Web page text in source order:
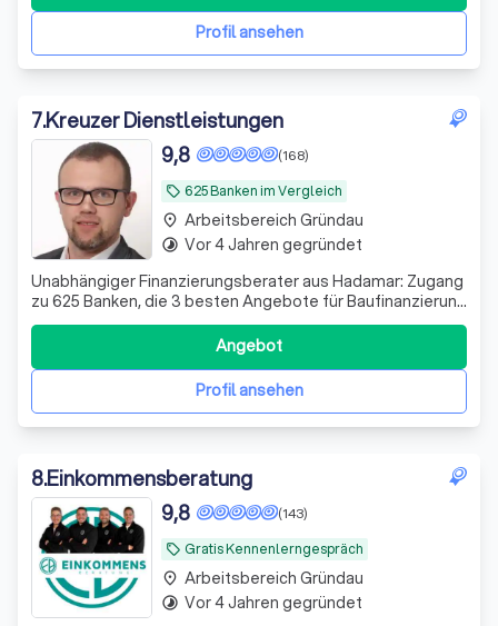
Profil ansehen
7.Kreuzer Dienstleistungen
local_offer 625 Banken im Vergleich
(168)
9,8
Unabhängiger Finanzierungsberater aus Hadamar: Zugang
zu 625 Banken, die 3 besten Angebote für Baufinanzierung
& Kredite – kostenlos, unverbindlich. Ergänzend:
Strom-/Gastarifoptimierung.
Profil ansehen
Angebot
place Arbeitsbereich Gründau
timelapse Vor 4 Jahren gegründet
8.Einkommensberatung
local_offer Gratis Kennenlerngespräch
(143)
9,8
place Arbeitsbereich Gründau
timelapse Vor 4 Jahren gegründet